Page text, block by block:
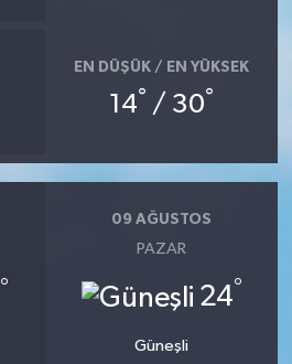
EN DÜŞÜK / EN YÜKSEK
14° / 30°
°
09 AĞUSTOS
PAZAR
24°
Güneşli